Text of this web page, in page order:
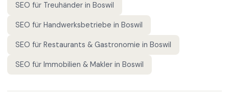
SEO für Treuhänder in Boswil
SEO für Handwerksbetriebe in Boswil
SEO für Restaurants & Gastronomie in Boswil
SEO für Immobilien & Makler in Boswil